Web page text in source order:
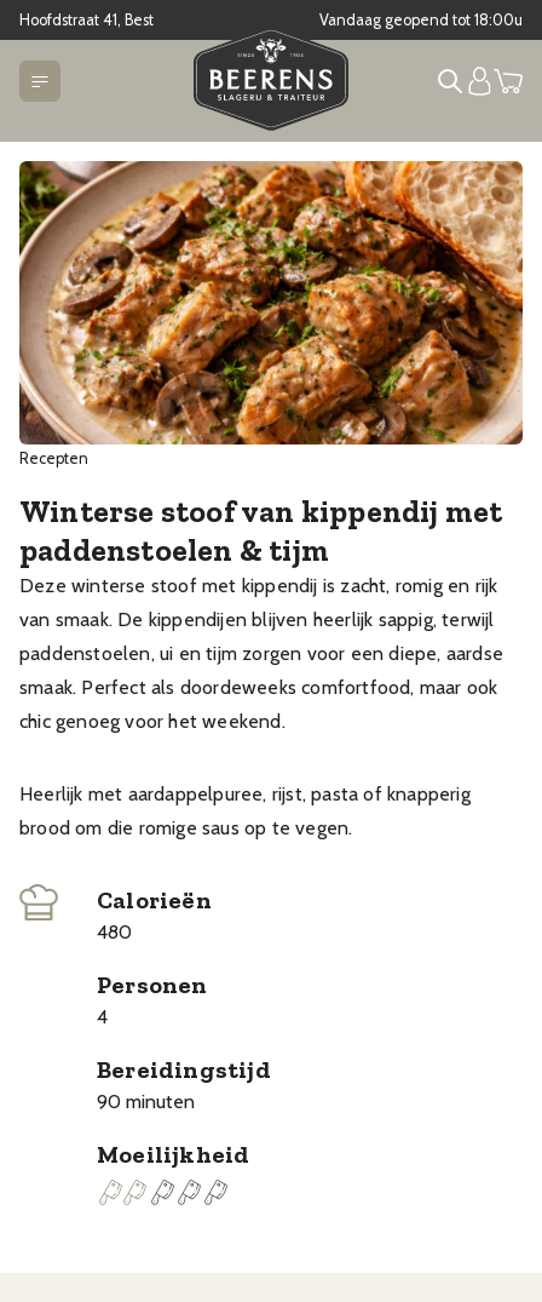
Hoofdstraat 41, Best Vandaag geopend tot 18:00u
Recepten
Winterse stoof van kippendij met
paddenstoelen & tijm
Deze winterse stoof met kippendij is zacht, romig en rijk
van smaak. De kippendijen blijven heerlijk sappig, terwijl
paddenstoelen, ui en tijm zorgen voor een diepe, aardse
smaak. Perfect als doordeweeks comfortfood, maar ook
chic genoeg voor het weekend.
Heerlijk met aardappelpuree, rijst, pasta of knapperig
brood om die romige saus op te vegen.
Calorieën
480
Personen
4
Bereidingstijd
90 minuten
Moeilijkheid